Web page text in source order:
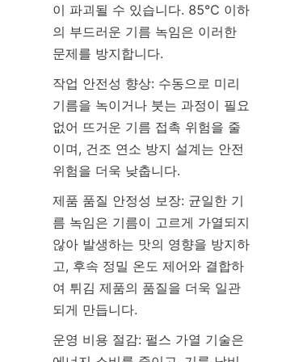
이 파괴될 수 있습니다. 85℃ 이하
의 부드러운 기름 녹임은 이러한
문제를 방지합니다.
작업 안전성 향상: 수동으로 미리
기름을 녹이거나 붓는 과정이 필요
없어 뜨거운 기름 접촉 위험을 줄
이며, 건조 연소 방지 설계는 안전
위험을 더욱 낮춥니다.
제품 품질 안정성 보장: 균일한 기
름 녹임은 기름이 고르게 가열되지
않아 발생하는 맛의 영향을 방지하
고, 후속 정밀 온도 제어와 결합하
여 튀김 제품의 품질을 더욱 일관
되게 만듭니다.
운영 비용 절감: 펄스 가열 기술은